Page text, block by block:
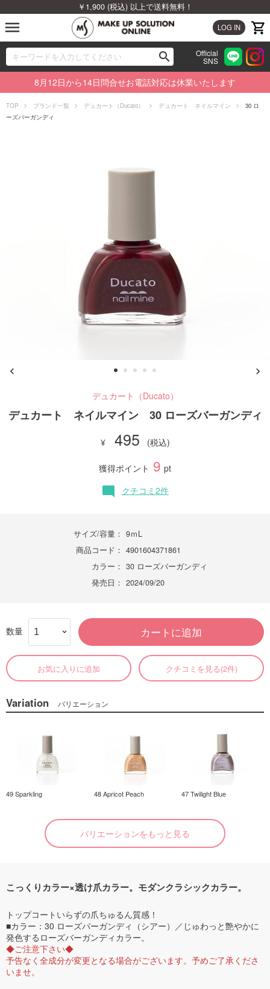
￥1,900 (税込) 以上で送料無料！
LOG IN
menu
search
00
Official
SNS
ブランドから探す
カテゴリから探す
8月12日から14日問合せお電話対応は休業いたします
TOP ブランド一覧 デュカート（Ducato） デュカート ネイルマイン
30 ロ
ーズバーガンディ
デュカート（Ducato）
デュカート ネイルマイン 30 ローズバーガンディ
495
獲得ポイント 9 pt
mode_comment クチコミ2件
サイズ/容量： 9ｍL
商品コード： 4901604371861
カラー： 30 ローズバーガンディ
発売日： 2024/09/20
数量 カートに追加
お気に入りに追加 クチコミを見る(2件)
Variation バリエーション
49 Sparkling 48 Apricot Peach 47 Twilight Blue
バリエーションをもっと見る
こっくりカラー×透け爪カラー。モダンクラシックカラー。
トップコートいらずの爪ちゅるん質感！
■カラー：30 ローズバーガンディ（シアー）／じゅわっと艶やかに
発色するローズバーガンディカラー。
◆ご注意下さい◆
予告なく全成分が変更となる場合がございます。予めご了承くださ
いませ。